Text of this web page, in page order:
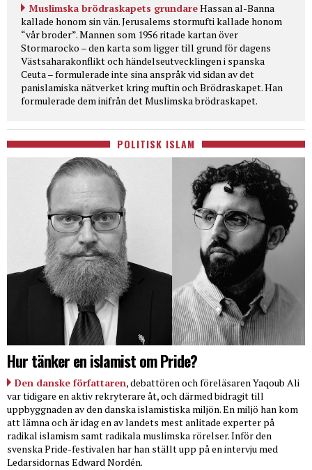
Muslimska brödraskapets grundareHassan al-Banna
kallade honom sin vän. Jerusalems stormufti kallade honom
“vår broder”. Mannen som 1956 ritade kartan över
Stormarocko – den karta som ligger till grund för dagens
Västsaharakonflikt och händelseutvecklingen i spanska
Ceuta – formulerade inte sina anspråk vid sidan av det
panislamiska nätverket kring muftin och Brödraskapet. Han
formulerade dem inifrån det Muslimska brödraskapet.
POLITISK ISLAM
Hur tänker en islamist om Pride?
Den danske författaren, debattören och föreläsaren Yaqoub Ali
var tidigare en aktiv rekryterare åt, och därmed bidragit till
uppbyggnaden av den danska islamistiska miljön. En miljö han kom
att lämna och är idag en av landets mest anlitade experter på
radikal islamism samt radikala muslimska rörelser. Inför den
svenska Pride-festivalen har han ställt upp på en intervju med
Ledarsidornas Edward Nordén.